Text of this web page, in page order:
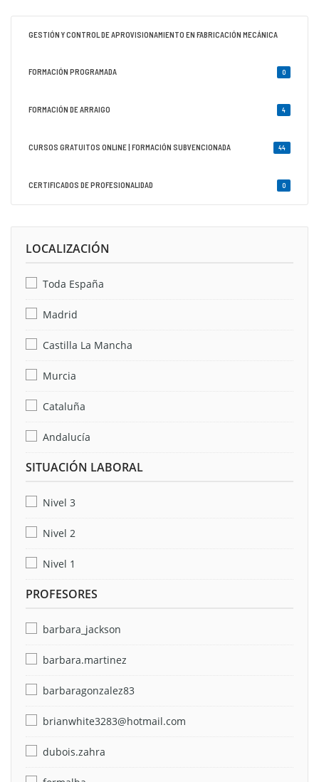
GESTIÓN Y CONTROL DE APROVISIONAMIENTO EN FABRICACIÓN MECÁNICA
FORMACIÓN PROGRAMADA 0
FORMACIÓN DE ARRAIGO 4
CURSOS GRATUITOS ONLINE | FORMACIÓN SUBVENCIONADA 44
CERTIFICADOS DE PROFESIONALIDAD 0
LOCALIZACIÓN
Toda España
Madrid
Castilla La Mancha
Murcia
Cataluña
Andalucía
SITUACIÓN LABORAL
Nivel 3
Nivel 2
Nivel 1
PROFESORES
barbara_jackson
barbara.martinez
barbaragonzalez83
brianwhite3283@hotmail.com
dubois.zahra